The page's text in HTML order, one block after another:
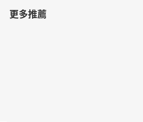
更多推薦